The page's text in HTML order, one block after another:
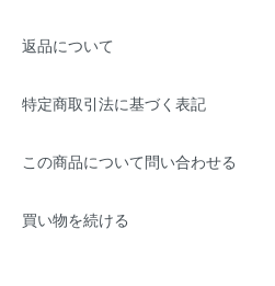
返品について
特定商取引法に基づく表記
この商品について問い合わせる
買い物を続ける